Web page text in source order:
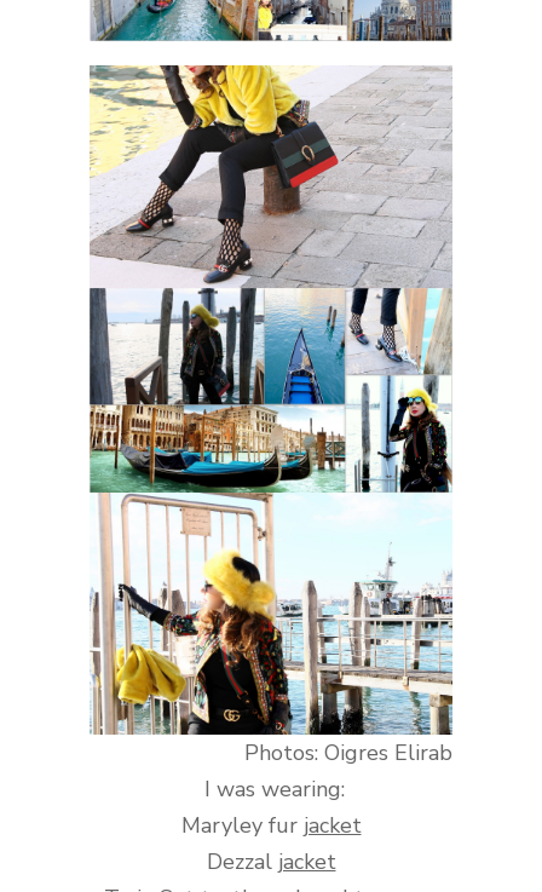
Photos: Oigres Elirab
I was wearing:
Maryley fur jacket
Dezzal jacket